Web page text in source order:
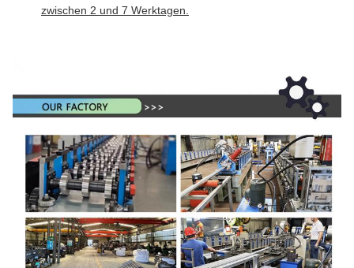
zwischen 2 und 7 Werktagen.